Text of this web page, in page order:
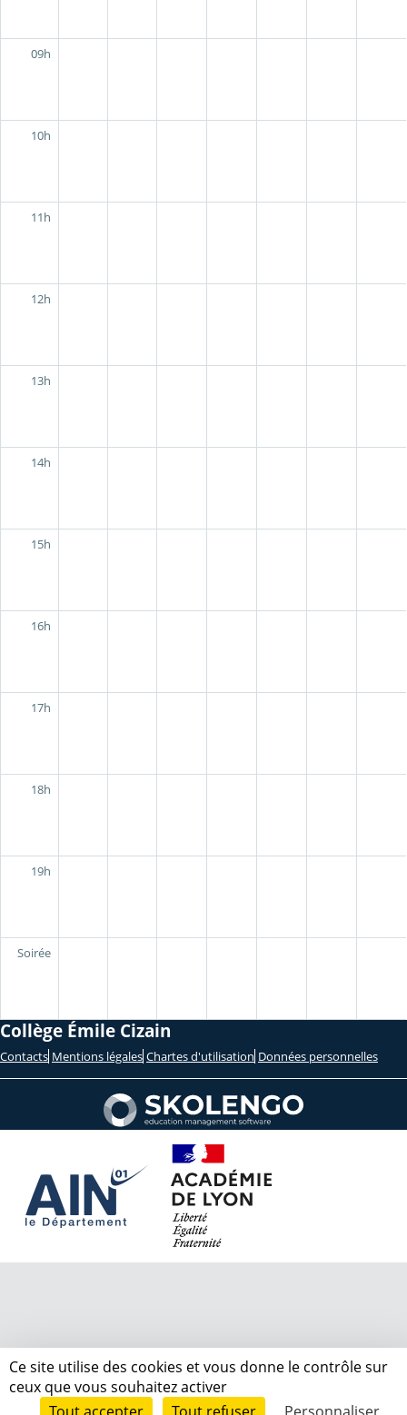
09h
10h
11h
12h
13h
14h
15h
16h
17h
18h
19h
Soirée
Collège Émile Cizain
Contacts Mentions légales Chartes d'utilisation Données personnelles
Ce site utilise des cookies et vous donne le contrôle sur
ceux que vous souhaitez activer